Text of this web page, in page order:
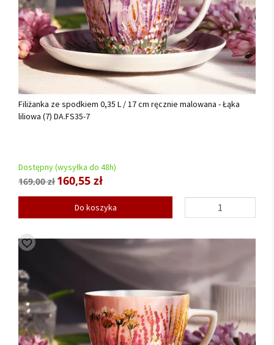
Filiżanka ze spodkiem 0,35 L / 17 cm ręcznie malowana - Łąka
liliowa (7) DA.FS35-7
Dostępny (wysyłka do 48h)
169,00 zł 160,55 zł
Do koszyka